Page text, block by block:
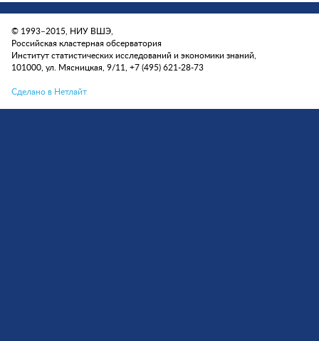
© 1993–2015, НИУ ВШЭ,
Российская кластерная обсерватория
Институт статистических исследований и экономики знаний,
101000, ул. Мясницкая, 9/11, +7 (495) 621-28-73
Сделано в Нетлайт